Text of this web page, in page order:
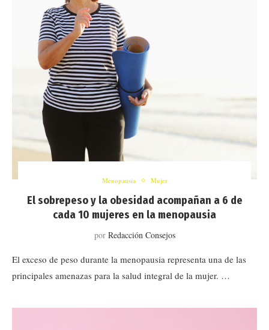
Menopausia Mujer
El sobrepeso y la obesidad acompañan a 6 de
cada 10 mujeres en la menopausia
por Redacción Consejos
El exceso de peso durante la menopausia representa una de las
principales amenazas para la salud integral de la mujer. …